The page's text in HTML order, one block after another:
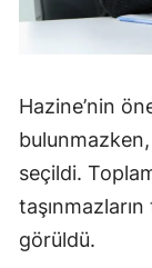
Hazine’nin
seçildi.
görüldü.